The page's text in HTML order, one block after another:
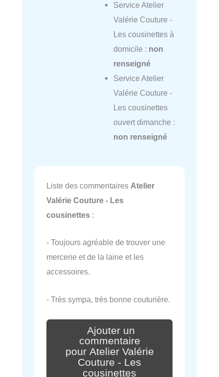
Service Atelier
Valérie Couture -
Les cousinettes à
domicile : non
renseigné
Service Atelier
Valérie Couture -
Les cousinettes
ouvert dimanche :
non renseigné
Liste des commentaires Atelier
Valérie Couture - Les
cousinettes :
- Toujours agréable de trouver une
mercerie et de la laine et les
accessoires.
- Très sympa, très bonne couturière.
Ajouter un
commentaire
pour Atelier Valérie
Couture - Les
cousinettes